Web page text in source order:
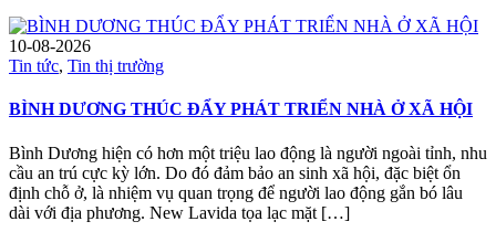
10-08-2026
Tin tức, Tin thị trường
BÌNH DƯƠNG THÚC ĐẨY PHÁT TRIỂN NHÀ Ở XÃ HỘI
Bình Dương hiện có hơn một triệu lao động là người ngoài tỉnh, nhu
cầu an trú cực kỳ lớn. Do đó đảm bảo an sinh xã hội, đặc biệt ổn
định chỗ ở, là nhiệm vụ quan trọng để người lao động gắn bó lâu
dài với địa phương. New Lavida tọa lạc mặt […]